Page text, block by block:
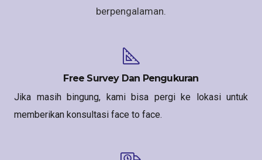
berpengalaman.
Free Survey Dan Pengukuran
Jika masih bingung, kami bisa pergi ke lokasi untuk
memberikan konsultasi face to face.